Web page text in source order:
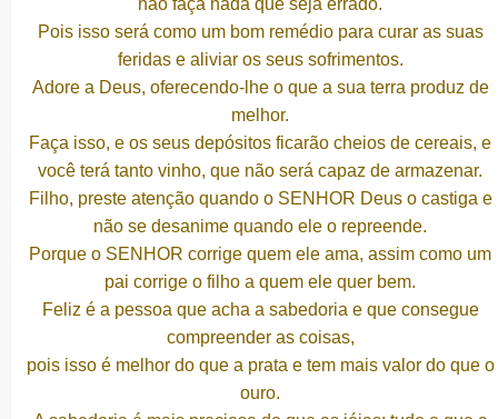
não faça nada que seja errado.
Pois isso será como um bom remédio para curar as suas
feridas e aliviar os seus sofrimentos.
Adore a Deus, oferecendo-lhe o que a sua terra produz de
melhor.
Faça isso, e os seus depósitos ficarão cheios de cereais, e
você terá tanto vinho, que não será capaz de armazenar.
Filho, preste atenção quando o SENHOR Deus o castiga e
não se desanime quando ele o repreende.
Porque o SENHOR corrige quem ele ama, assim como um
pai corrige o filho a quem ele quer bem.
Feliz é a pessoa que acha a sabedoria e que consegue
compreender as coisas,
pois isso é melhor do que a prata e tem mais valor do que o
ouro.